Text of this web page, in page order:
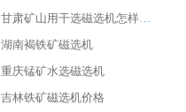
甘肃矿山用干选磁选机怎样调磁
湖南褐铁矿磁选机
重庆锰矿水选磁选机
吉林铁矿磁选机价格